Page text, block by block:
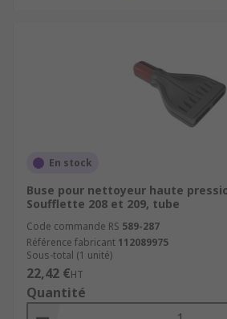
En stock
Buse pour nettoyeur haute
Soufflette 208 et 209, tube
Code commande RS 589-287
Référence fabricant 112089975
Sous-total (1 unité)
22,42 €HT
Quantité